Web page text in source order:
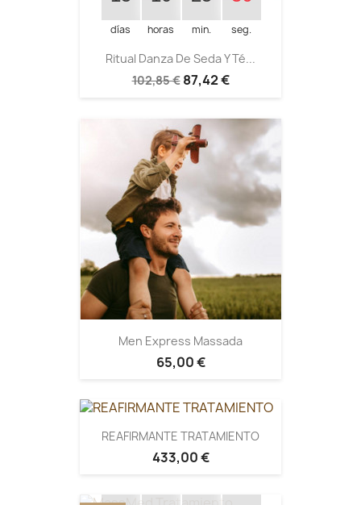
días horas min. seg.
Ritual Danza De Seda Y Té...
102,85 € 87,42 €
Men Express Massada
65,00 €
REAFIRMANTE TRATAMIENTO
433,00 €
Quedan: